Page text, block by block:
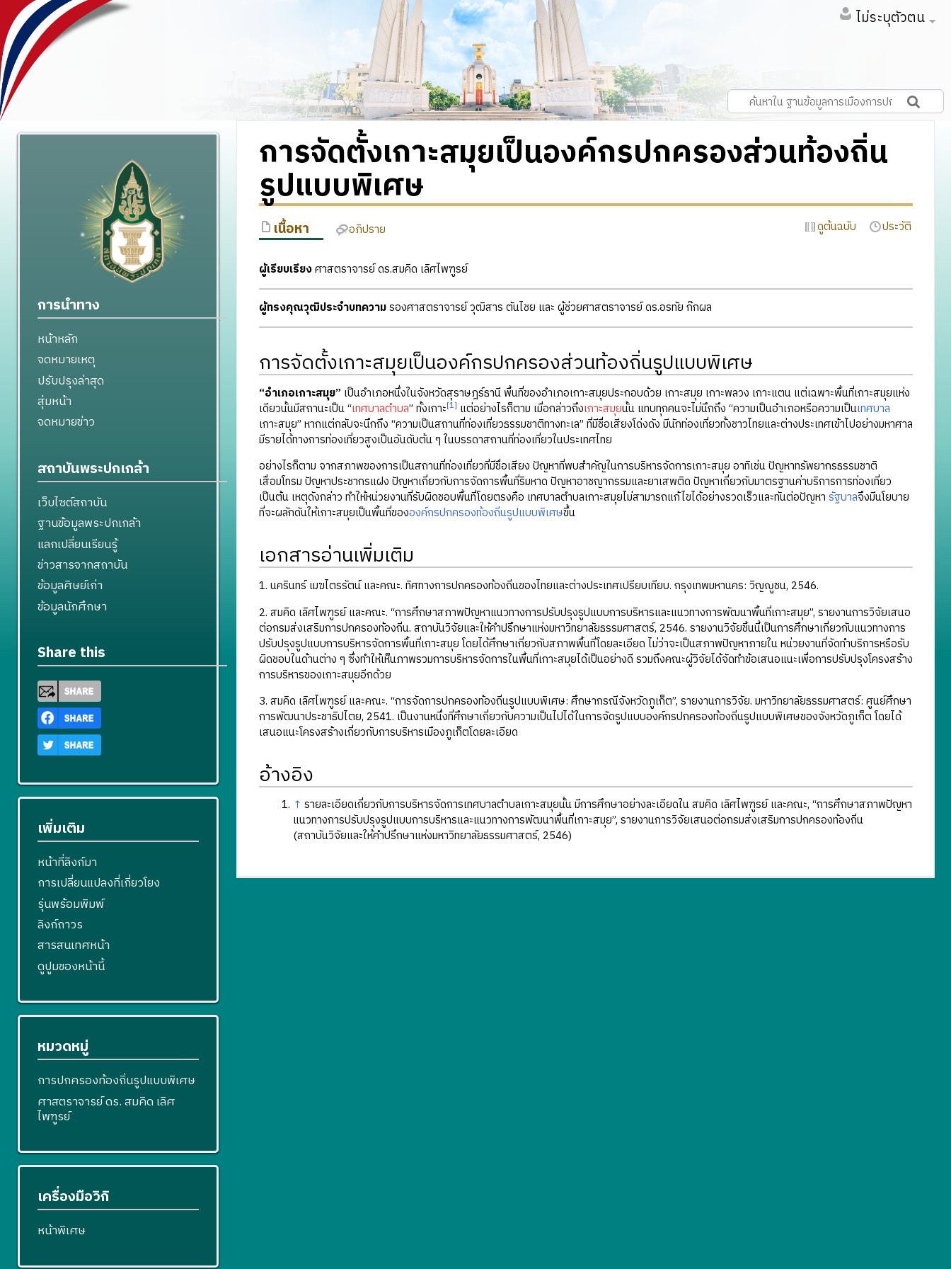
ไม่ระบุตัวตน
การจัดตั้งเกาะสมุยเป็นองค์กรปกครองส่วนท้องถิ่น
รูปแบบพิเศษ
เนื้อหา อภิปราย ดูต้นฉบับ ประวัติ
ผู้เรียบเรียงศาสตราจารย์ ดร.สมคิด เลิศไพฑูรย์
ผู้ทรงคุณวุฒิประจำบทความรองศาสตราจารย์ วุฒิสาร ตันไชย และ ผู้ช่วยศาสตราจารย์ ดร.อรทัย ก๊กผล
การจัดตั้งเกาะสมุยเป็นองค์กรปกครองส่วนท้องถิ่นรูปแบบพิเศษ
“อำเภอเกาะสมุย” เป็นอำเภอหนึ่งในจังหวัดสุราษฎร์ธานี พื้นที่ของอำเภอเกาะสมุยประกอบด้วย เกาะสมุย เกาะพลวง เกาะแตน แต่เฉพาะพื้นที่เกาะสมุยแห่ง
เดียวนั้นมีสถานะเป็น “เทศบาลตำบล” ทั้งเกาะ[1] แต่อย่างไรก็ตาม เมื่อกล่าวถึงเกาะสมุยนั้น แทบทุกคนจะไม่นึกถึง “ความเป็นอำเภอหรือความเป็นเทศบาล
เกาะสมุย” หากแต่กลับจะนึกถึง “ความเป็นสถานที่ท่องเที่ยวธรรมชาติทางทะเล” ที่มีชื่อเสียงโด่งดัง มีนักท่องเที่ยวทั้งชาวไทยและต่างประเทศเข้าไปอย่างมหาศาล
มีรายได้ทางการท่องเที่ยวสูงเป็นอันดับต้น ๆ ในบรรดาสถานที่ท่องเที่ยวในประเทศไทย
อย่างไรก็ตาม จากสภาพของการเป็นสถานที่ท่องเที่ยวที่มีชื่อเสียง ปัญหาที่พบสำคัญในการบริหารจัดการเกาะสมุย อาทิเช่น ปัญหาทรัพยากรธรรมชาติ
เสื่อมโทรม ปัญหาประชากรแฝง ปัญหาเกี่ยวกับการจัดการพื้นที่ริมหาด ปัญหาอาชญากรรมและยาเสพติด ปัญหาเกี่ยวกับมาตรฐานค่าบริการการท่องเที่ยว
เป็นต้น เหตุดังกล่าว ทำให้หน่วยงานที่รับผิดชอบพื้นที่โดยตรงคือ เทศบาลตำบลเกาะสมุยไม่สามารถแก้ไขได้อย่างรวดเร็วและทันต่อปัญหา รัฐบาลจึงมีนโยบาย
ที่จะผลักดันให้เกาะสมุยเป็นพื้นที่ขององค์กรปกครองท้องถิ่นรูปแบบพิเศษขึ้น
เอกสารอ่านเพิ่มเติม
1. นครินทร์ เมฆไตรรัตน์ และคณะ. ทิศทางการปกครองท้องถิ่นของไทยและต่างประเทศเปรียบเทียบ. กรุงเทพมหานคร: วิญญูชน, 2546.
2. สมคิด เลิศไพฑูรย์ และคณะ. “การศึกษาสภาพปัญหาแนวทางการปรับปรุงรูปแบบการบริหารและแนวทางการพัฒนาพื้นที่เกาะสมุย”, รายงานการวิจัยเสนอ
ต่อกรมส่งเสริมการปกครองท้องถิ่น. สถาบันวิจัยและให้คำปรึกษาแห่งมหาวิทยาลัยธรรมศาสตร์, 2546. รายงานวิจัยชิ้นนี้เป็นการศึกษาเกี่ยวกับแนวทางการ
ปรับปรุงรูปแบบการบริหารจัดการพื้นที่เกาะสมุย โดยได้ศึกษาเกี่ยวกับสภาพพื้นที่โดยละเอียด ไม่ว่าจะเป็นสภาพปัญหาภายใน หน่วยงานที่จัดทำบริการหรือรับ
ผิดชอบในด้านต่าง ๆ ซึ่งทำให้เห็นภาพรวมการบริหารจัดการในพื้นที่เกาะสมุยได้เป็นอย่างดี รวมถึงคณะผู้วิจัยได้จัดทำข้อเสนอแนะเพื่อการปรับปรุงโครงสร้าง
การบริหารของเกาะสมุยอีกด้วย
3. สมคิด เลิศไพฑูรย์ และคณะ. “การจัดการปกครองท้องถิ่นรูปแบบพิเศษ: ศึกษากรณีจังหวัดภูเก็ต”, รายงานการวิจัย. มหาวิทยาลัยธรรมศาสตร์: ศูนย์ศึกษา
การพัฒนาประชาธิปไตย, 2541. เป็นงานหนึ่งที่ศึกษาเกี่ยวกับความเป็นไปได้ในการจัดรูปแบบองค์กรปกครองท้องถิ่นรูปแบบพิเศษของจังหวัดภูเก็ต โดยได้
เสนอแนะโครงสร้างเกี่ยวกับการบริหารเมืองภูเก็ตโดยละเอียด
อ้างอิง
↑ รายละเอียดเกี่ยวกับการบริหารจัดการเทศบาลตำบลเกาะสมุยนั้น มีการศึกษาอย่างละเอียดใน สมคิด เลิศไพฑูรย์ และคณะ, “การศึกษาสภาพปัญหา
แนวทางการปรับปรุงรูปแบบการบริหารและแนวทางการพัฒนาพื้นที่เกาะสมุย”, รายงานการวิจัยเสนอต่อกรมส่งเสริมการปกครองท้องถิ่น
(สถาบันวิจัยและให้คำปรึกษาแห่งมหาวิทยาลัยธรรมศาสตร์, 2546)
การนำทาง
หน้าหลัก
จดหมายเหตุ
ปรับปรุงล่าสุด
สุ่มหน้า
จดหมายข่าว
สถาบันพระปกเกล้า
เว็บไซต์สถาบัน
ฐานข้อมูลพระปกเกล้า
แลกเปลี่ยนเรียนรู้
ข่าวสารจากสถาบัน
ข้อมูลศิษย์เก่า
ข้อมูลนักศึกษา
Share this
เพิ่มเติม
หน้าที่ลิงก์มา
การเปลี่ยนแปลงที่เกี่ยวโยง
รุ่นพร้อมพิมพ์
ลิงก์ถาวร
สารสนเทศหน้า
ดูปูมของหน้านี้
หมวดหมู่
การปกครองท้องถิ่นรูปแบบพิเศษ
ศาสตราจารย์ ดร. สมคิด เลิศ
ไพฑูรย์
เครื่องมือวิกิ
หน้าพิเศษ